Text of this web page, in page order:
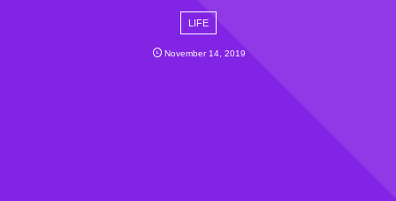
LIFE
November 14,2019